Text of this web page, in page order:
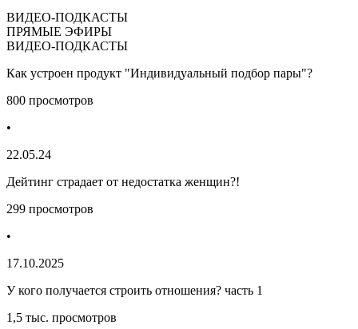
ВИДЕО-ПОДКАСТЫ
ПРЯМЫЕ ЭФИРЫ
ВИДЕО-ПОДКАСТЫ
Как устроен продукт "Индивидуальный подбор пары"?
800 просмотров
•
22.05.24
Дейтинг страдает от недостатка женщин?!
299 просмотров
•
17.10.2025
У кого получается строить отношения? часть 1
1,5 тыс. просмотров